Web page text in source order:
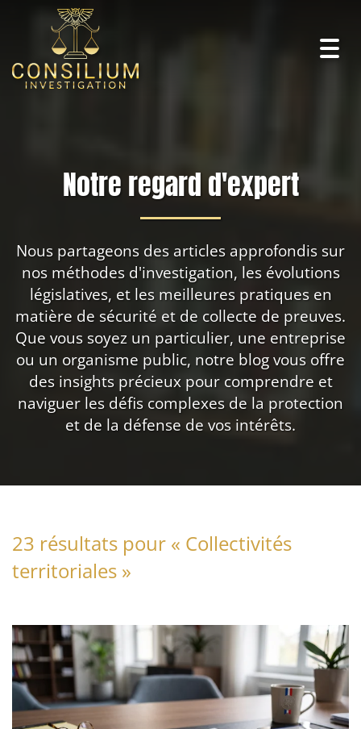
Notre regard d'expert
Nous partageons des articles approfondis sur
nos méthodes d'investigation, les évolutions
législatives, et les meilleures pratiques en
matière de sécurité et de collecte de preuves.
Que vous soyez un particulier, une entreprise
ou un organisme public, notre blog vous offre
des insights précieux pour comprendre et
naviguer les défis complexes de la protection
et de la défense de vos intérêts.
23 résultats pour « Collectivités
territoriales »